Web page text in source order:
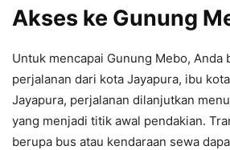
Akses ke Gunung
Untuk mencapai Gunung Mebo, Anda
perjalanan dari kota Jayapura, ibu
Jayapura, perjalanan dilanjutkan
yang menjadi titik awal pendakian.
berupa bus atau kendaraan sewa